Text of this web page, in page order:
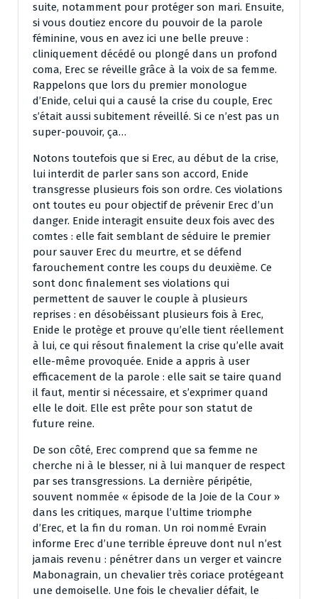
suite, notamment pour protéger son mari. Ensuite,
si vous doutiez encore du pouvoir de la parole
féminine, vous en avez ici une belle preuve :
cliniquement décédé ou plongé dans un profond
coma, Erec se réveille grâce à la voix de sa femme.
Rappelons que lors du premier monologue
d’Enide, celui qui a causé la crise du couple, Erec
s’était aussi subitement réveillé. Si ce n’est pas un
super-pouvoir, ça…
Notons toutefois que si Erec, au début de la crise,
lui interdit de parler sans son accord, Enide
transgresse plusieurs fois son ordre. Ces violations
ont toutes eu pour objectif de prévenir Erec d’un
danger. Enide interagit ensuite deux fois avec des
comtes : elle fait semblant de séduire le premier
pour sauver Erec du meurtre, et se défend
farouchement contre les coups du deuxième. Ce
sont donc finalement ses violations qui
permettent de sauver le couple à plusieurs
reprises : en désobéissant plusieurs fois à Erec,
Enide le protège et prouve qu’elle tient réellement
à lui, ce qui résout finalement la crise qu’elle avait
elle-même provoquée. Enide a appris à user
efficacement de la parole : elle sait se taire quand
il faut, mentir si nécessaire, et s’exprimer quand
elle le doit. Elle est prête pour son statut de
future reine.
De son côté, Erec comprend que sa femme ne
cherche ni à le blesser, ni à lui manquer de respect
par ses transgressions. La dernière péripétie,
souvent nommée « épisode de la Joie de la Cour »
dans les critiques, marque l’ultime triomphe
d’Erec, et la fin du roman. Un roi nommé Evrain
informe Erec d’une terrible épreuve dont nul n’est
jamais revenu : pénétrer dans un verger et vaincre
Mabonagrain, un chevalier très coriace protégeant
une demoiselle. Une fois le chevalier défait, le